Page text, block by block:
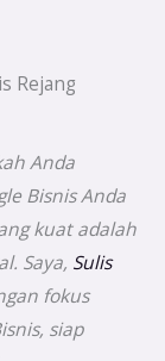
Rejang
Anda
Bisnis Anda
kuat adalah
Saya, Sulis
fokus
siap